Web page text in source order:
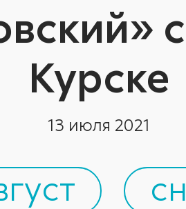
Курске
13 июля 2021